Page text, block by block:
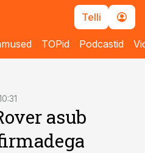
Telli
TOPid Podcastid
asub